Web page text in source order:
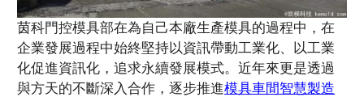
茵科門控模具部在為自己本廠生產模具的過程中，在
企業發展過程中始終堅持以資訊帶動工業化、以工業
化促進資訊化，追求永續發展模式。近年來更是透過
與方天的不斷深入合作，逐步推進模具車間智慧製造